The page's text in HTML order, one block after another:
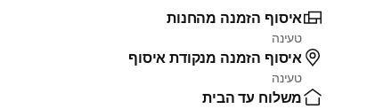
איסוף הזמנה מהחנות
טעינה
איסוף הזמנה מנקודת איסוף
טעינה
משלוח עד הבית